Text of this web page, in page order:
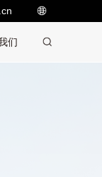
们